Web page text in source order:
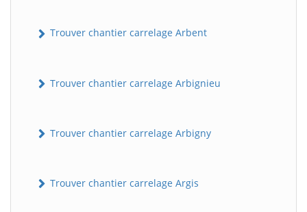
Trouver chantier carrelage Arbent
Trouver chantier carrelage Arbignieu
Trouver chantier carrelage Arbigny
Trouver chantier carrelage Argis